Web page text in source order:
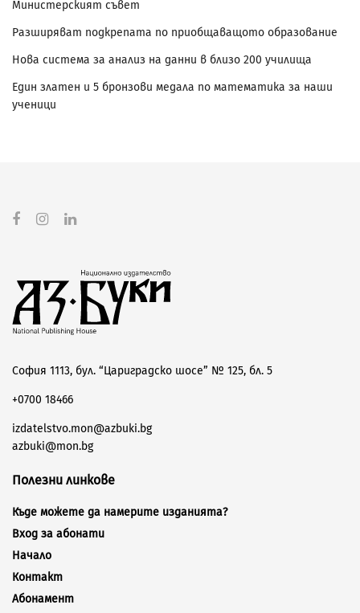
Министерският съвет
Разширяват подкрепата по приобщаващото образование
Нова система за анализ на данни в близо 200 училища
Един златен и 5 бронзови медала по математика за наши
ученици
София 1113, бул. “Цариградско шосе” № 125, бл. 5
+0700 18466
izdatelstvo.mon@azbuki.bg
azbuki@mon.bg
Полезни линкове
Къде можете да намерите изданията?
Вход за абонати
Начало
Контакт
Абонамент